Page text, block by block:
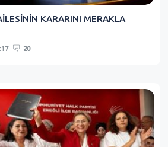
KARARINI MERAKLA
20